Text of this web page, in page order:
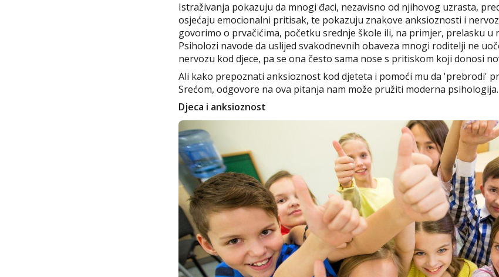
Istraživanja pokazuju da mnogi đaci, nezavisno od njihovog uzrasta,
osjećaju emocionalni pritisak, te pokazuju znakove anksioznosti i
govorimo o prvačićima, početku srednje škole ili, na primjer, prelasku u
Psiholozi navode da uslijed svakodnevnih obaveza mnogi roditelji ne
nervozu kod djece, pa se ona često sama nose s pritiskom koji donosi
Ali kako prepoznati anksioznost kod djeteta i pomoći mu da 'prebrodi'
Srećom, odgovore na ova pitanja nam može pružiti moderna psihologija.
Djeca i anksioznost